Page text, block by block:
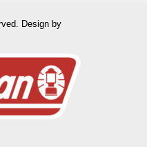
Design by